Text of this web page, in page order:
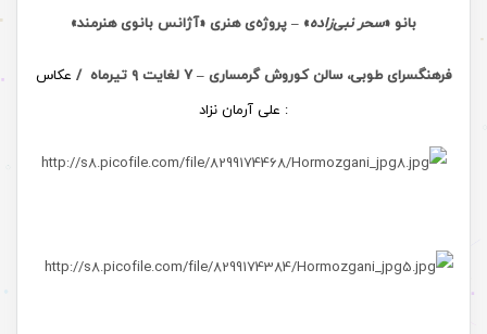
بانو «سحر نبی‌زاده» – پروژەی هنری «آژانس بانوی هنرمند»
فرهنگسرای طوبی، سالن کوروش گرمساری – ۷ لغایت ۹ تیرماه /
عکاس
: علی آرمان نزاد